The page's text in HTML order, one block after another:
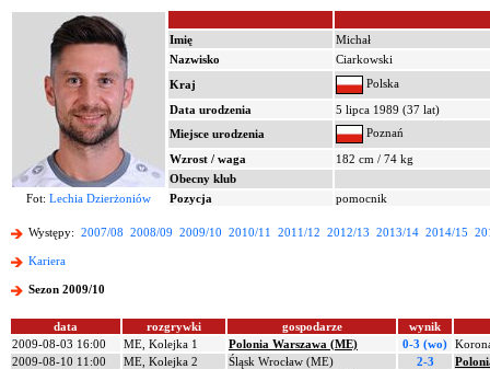
Imię
Michał
Nazwisko
Ciarkowski
Kraj
Polska
Data urodzenia
5 lipca 1989 (37 lat)
Miejsce urodzenia
Poznań
Wzrost / waga
182 cm / 74 kg
Obecny klub
Fot: Lechia Dzierżoniów Pozycja pomocnik
Występy: 2007/08 2008/09 2009/10 2010/11 2011/12 2012/13 2013/14 2014/15
Kariera
Sezon 2009/10
data rozgrywki gospodarze
wynik
2009-08-03 16:00
ME, Kolejka 1 Polonia Warszawa (ME) 0-3 (wo)
2009-08-10 11:00
ME, Kolejka 2 Śląsk Wrocław (ME) 2-3